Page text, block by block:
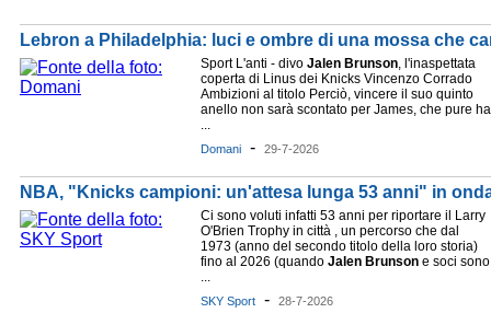
Lebron a Philadelphia: luci e ombre di una mossa che
Sport L'anti - divo Jalen Brunson, l'inaspettata
coperta di Linus dei Knicks Vincenzo Corrado
Ambizioni al titolo Perciò, vincere il suo quinto
anello non sarà scontato per James, che pure ha
...
Domani - 29-7-2026
NBA, "Knicks campioni: un'attesa lunga 53 anni" in
Ci sono voluti infatti 53 anni per riportare il Larry
O'Brien Trophy in città , un percorso che dal
1973 (anno del secondo titolo della loro storia)
fino al 2026 (quando Jalen Brunson e soci sono
...
SKY Sport - 28-7-2026